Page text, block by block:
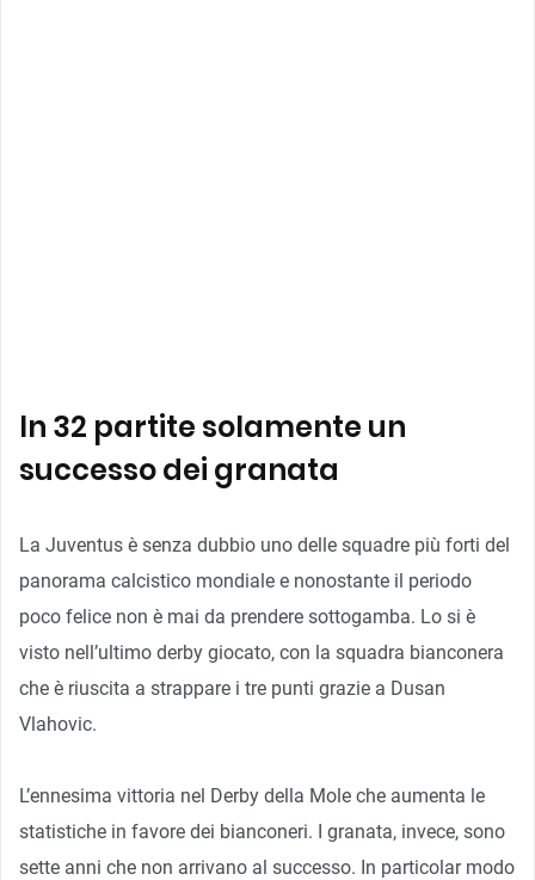
In 32 partite solamente un
successo dei granata
La Juventus è senza dubbio uno delle squadre più forti del
panorama calcistico mondiale e nonostante il periodo
poco felice non è mai da prendere sottogamba. Lo si è
visto nell’ultimo derby giocato, con la squadra bianconera
che è riuscita a strappare i tre punti grazie a Dusan
Vlahovic.
L’ennesima vittoria nel Derby della Mole che aumenta le
statistiche in favore dei bianconeri. I granata, invece, sono
sette anni che non arrivano al successo. In particolar modo